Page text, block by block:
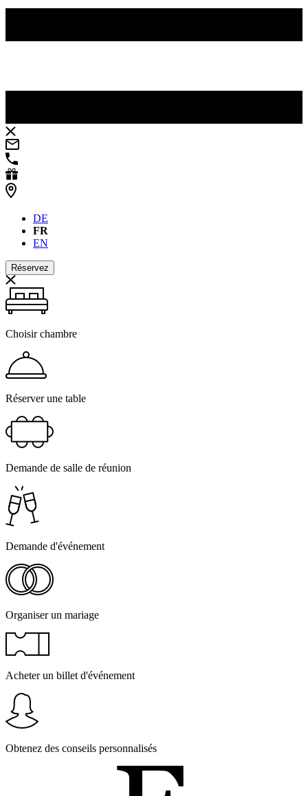
DE
FR
EN
Réservez
Choisir chambre
Réserver une table
Demande de salle de réunion
Demande d'événement
Organiser un mariage
Acheter un billet d'événement
Obtenez des conseils personnalisés